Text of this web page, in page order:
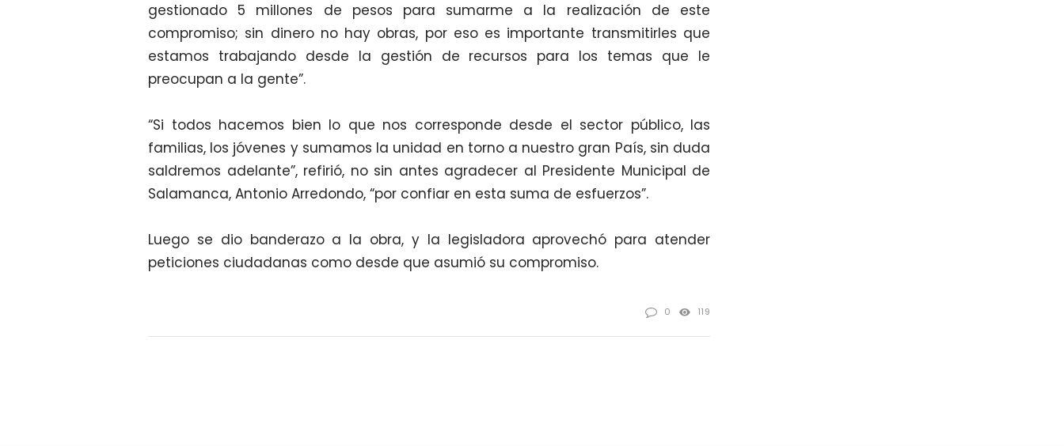
gestionado 5 millones de pesos para sumarme a la realización de este
compromiso; sin dinero no hay obras, por eso es importante transmitirles que
estamos trabajando desde la gestión de recursos para los temas que le
preocupan a la gente”.
“Si todos hacemos bien lo que nos corresponde desde el sector público, las
familias, los jóvenes y sumamos la unidad en torno a nuestro gran País, sin duda
saldremos adelante”, refirió, no sin antes agradecer al Presidente Municipal de
Salamanca, Antonio Arredondo, “por confiar en esta suma de esfuerzos”.
Luego se dio banderazo a la obra, y la legisladora aprovechó para atender
peticiones ciudadanas como desde que asumió su compromiso.
0 119